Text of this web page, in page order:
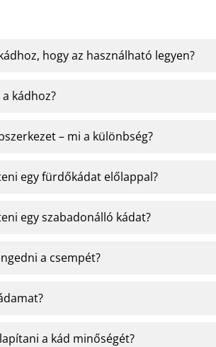
hogy az használható legyen?
kádhoz?
– mi a különbség?
egy fürdőkádat előlappal?
egy szabadonálló kádat?
a csempét?
a kád minőségét?